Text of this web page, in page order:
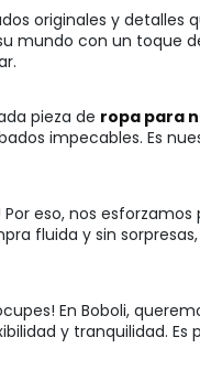
originales y detalles
mundo con un toque
pieza de ropa para
impecables. Es
eso, nos
fluida y sin
En Boboli,
y tranquilidad.